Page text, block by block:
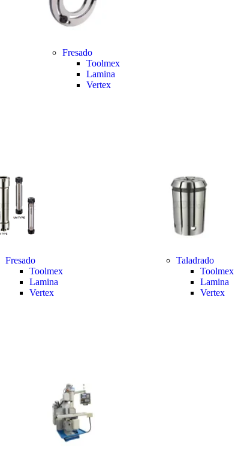
Fresado
Toolmex
Lamina
Vertex
Fresado
Toolmex
Lamina
Vertex
Taladrado
Toolmex
Lamina
Vertex